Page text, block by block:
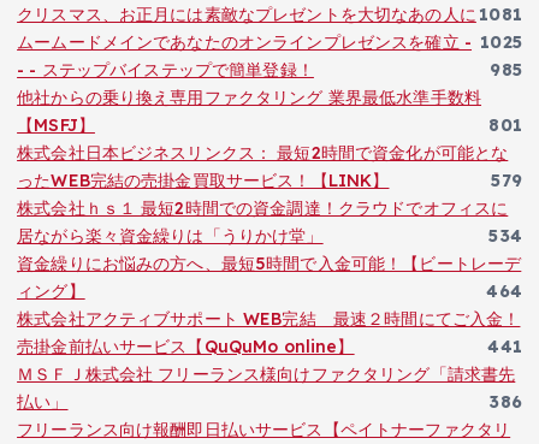
1081
クリスマス、お正月には素敵なプレゼントを大切なあの人に
1025
ムームードメインであなたのオンラインプレゼンスを確立 -
- - ステップバイステップで簡単登録！
985
他社からの乗り換え専用ファクタリング 業界最低水準手数料
【MSFJ】
801
株式会社日本ビジネスリンクス： 最短2時間で資金化が可能とな
ったWEB完結の売掛金買取サービス！【LINK】
579
株式会社ｈｓ１ 最短2時間での資金調達！クラウドでオフィスに
居ながら楽々資金繰りは「うりかけ堂」
534
資金繰りにお悩みの方へ、最短5時間で入金可能！【ビートレーデ
ィング】
464
株式会社アクティブサポート WEB完結 最速２時間にてご入金！
売掛金前払いサービス【QuQuMo online】
441
ＭＳＦＪ株式会社 フリーランス様向けファクタリング「請求書先
払い」
386
フリーランス向け報酬即日払いサービス【ペイトナーファクタリ